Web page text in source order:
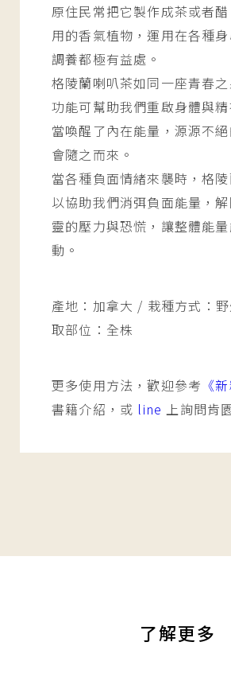
原住民常把它製作成茶或者
用的香氣植物，運用在各種
調養都極有益處。
格陵蘭喇叭茶如同一座青春
功能可幫助我們重啟身體與精
當喚醒了內在能量，源源不
會隨之而來。
當各種負面情緒來襲時，格
以協助我們消弭負面能量，
靈的壓力與恐慌，讓整體能
動。
產地：加拿大 / 栽種方式：
取部位：全株
更多使用方法，歡迎參考 《
書籍介紹，或 line 上詢問肯
了解更多